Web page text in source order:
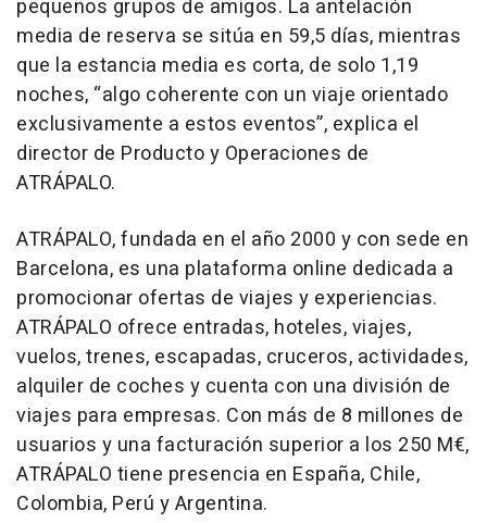
pequeños grupos de amigos. La antelación
media de reserva se sitúa en 59,5 días, mientras
que la estancia media es corta, de solo 1,19
noches, “algo coherente con un viaje orientado
exclusivamente a estos eventos”, explica el
director de Producto y Operaciones de
ATRÁPALO.
ATRÁPALO, fundada en el año 2000 y con sede en
Barcelona, es una plataforma online dedicada a
promocionar ofertas de viajes y experiencias.
ATRÁPALO ofrece entradas, hoteles, viajes,
vuelos, trenes, escapadas, cruceros, actividades,
alquiler de coches y cuenta con una división de
viajes para empresas. Con más de 8 millones de
usuarios y una facturación superior a los 250 M€,
ATRÁPALO tiene presencia en España, Chile,
Colombia, Perú y Argentina.